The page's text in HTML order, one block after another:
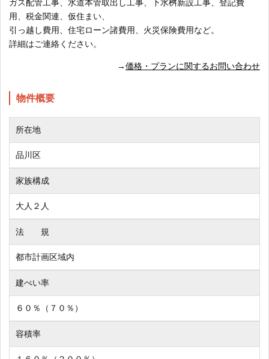
ガス配管工事、水道本管取出し工事、下水桝新設工事、登記費
用、税金関連、仮住まい、
引っ越し費用、住宅ローン諸費用、火災保険費用など。
詳細はご連絡ください。
→価格・プランに関するお問い合わせ
物件概要
所在地
品川区
家族構成
大人２人
法 規
都市計画区域内
建ぺい率
６０％（７０％）
容積率